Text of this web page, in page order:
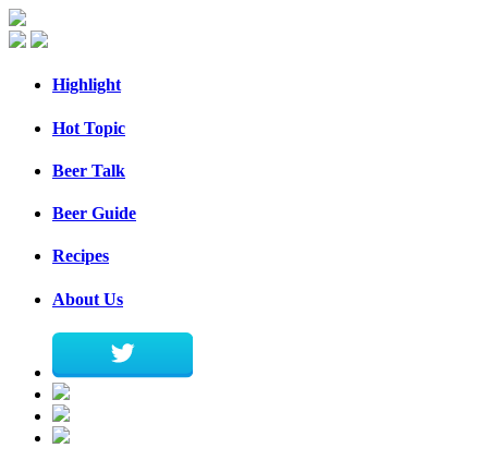
Highlight
Hot Topic
Beer Talk
Beer Guide
Recipes
About Us